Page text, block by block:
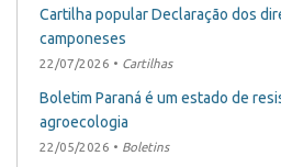
Cartilha popular Declaração dos
camponeses
22/07/2026 • Cartilhas
Boletim Paraná é um estado de
agroecologia
22/05/2026 • Boletins